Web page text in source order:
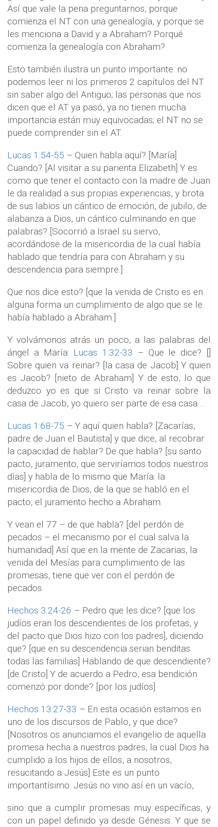
Así que vale la pena preguntarnos, porque
comienza el NT con una genealogía, y porque se
les menciona a David y a Abraham? Porqué
comienza la genealogía con Abraham?
Esto también ilustra un punto importante: no
podemos leer ni los primeros 2 capítulos del NT
sin saber algo del Antiguo; las personas que nos
dicen que el AT ya pasó, ya no tienen mucha
importancia están muy equivocadas; el NT no se
puede comprender sin el AT.
Lucas 1:54-55 – Quien habla aquí? [María]
Cuando? [Al visitar a su parienta Elizabeth] Y es
como que tener el contacto con la madre de Juan
le da realidad a sus propias experiencias, y brota
de sus labios un cántico de emoción, de jubilo, de
alabanza a Dios, un cántico culminando en que
palabras? [Socorrió a Israel su siervo,
acordándose de la misericordia de la cual había
hablado que tendría para con Abraham y su
descendencia para siempre.]
Que nos dice esto? [que la venida de Cristo es en
alguna forma un cumplimiento de algo que se le
había hablado a Abraham.]
Y volvámonos atrás un poco, a las palabras del
ángel a María: Lucas 1:32-33 – Que le dice? []
Sobre quien va reinar? [la casa de Jacob] Y quien
es Jacob? [nieto de Abraham] Y de esto, lo que
deduzco yo es que si Cristo va reinar sobre la
casa de Jacob, yo quiero ser parte de esa casa…
Lucas 1:68-75 – Y aquí quien habla? [Zacarías,
padre de Juan el Bautista] y que dice, al recobrar
la capacidad de hablar? De que habla? [su santo
pacto, juramento, que serviríamos todos nuestros
días] y habla de lo mismo que María: la
misericordia de Dios, de la que se habló en el
pacto, el juramento hecho a Abraham.
Y vean el 77 – de que habla? [del perdón de
pecados – el mecanismo por el cual salva la
humanidad] Así que en la mente de Zacarias, la
venida del Mesías para cumplimiento de las
promesas, tiene que ver con el perdón de
pecados.
Hechos 3:24-26 – Pedro que les dice? [que los
judíos eran los descendientes de los profetas, y
del pacto que Dios hizo con los padres], diciendo
que? [que en su descendencia serian benditas
todas las familias] Hablando de que descendiente?
[de Cristo] Y de acuerdo a Pedro, esa bendición
comenzó por donde? [por los judíos]
Hechos 13:27-33 – En esta ocasión estamos en
uno de los discursos de Pablo, y que dice?
[Nosotros os anunciamos el evangelio de aquella
promesa hecha a nuestros padres, la cual Dios ha
cumplido a los hijos de ellos, a nosotros,
resucitando a Jesús] Este es un punto
importantísimo: Jesús no vino así en un vacío,
sino que a cumplir promesas muy específicas, y
con un papel definido ya desde Génesis. Y que se